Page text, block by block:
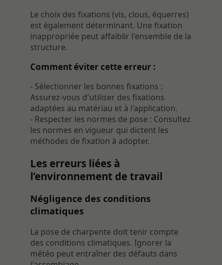
Le choix des fixations (vis, clous, équerres)
est également déterminant. Une fixation
inappropriée peut affaiblir l'ensemble de la
structure.
Comment éviter cette erreur :
- Sélectionner les bonnes fixations :
Assurez-vous d'utiliser des fixations
adaptées au matériau et à l'application.
- Respecter les normes de pose : Consultez
les normes en vigueur qui dictent les
méthodes de fixation à adopter.
Les erreurs liées à
l’environnement de travail
Négligence des conditions
climatiques
La pose de charpente doit tenir compte
des conditions climatiques. Ignorer la
météo peut entraîner des défauts dans